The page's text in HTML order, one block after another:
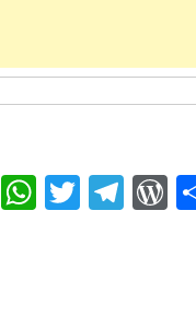
FacebookTwitter